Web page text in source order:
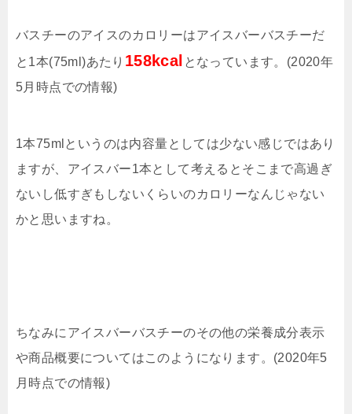
バスチーのアイスのカロリーはアイスバーバスチーだ
と1本(75ml)あたり 158kcal となっています。(2020年
5月時点での情報)
1本75mlというのは内容量としては少ない感じではあり
ますが、アイスバー1本として考えるとそこまで高過ぎ
ないし低すぎもしないくらいのカロリーなんじゃない
かと思いますね。
ちなみにアイスバーバスチーのその他の栄養成分表示
や商品概要についてはこのようになります。(2020年5
月時点での情報)